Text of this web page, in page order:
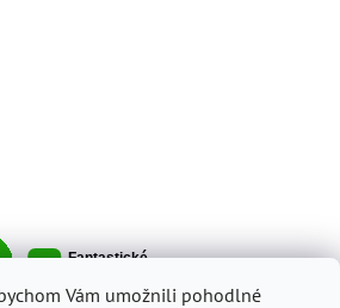
Vám umožnili pohodlné